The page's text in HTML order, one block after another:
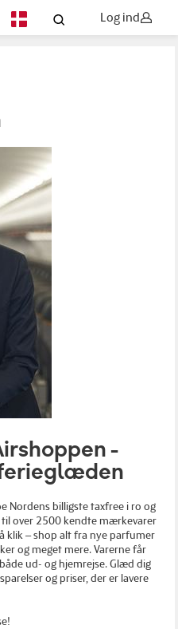
Log ind
-
Nordens billigste taxfree i ro og
til over 2500 kendte mærkevarer
klik – shop alt fra nye parfumer
og meget mere. Varerne får
ud- og hjemrejse. Glæd dig
og priser, der er lavere